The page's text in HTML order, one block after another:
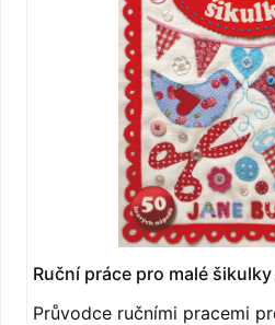
Ruční práce pro malé
Průvodce ručními pracemi